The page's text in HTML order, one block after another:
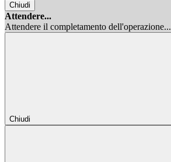
Chiudi
Attendere...
Attendere il completamento dell'operazione...
Chiudi